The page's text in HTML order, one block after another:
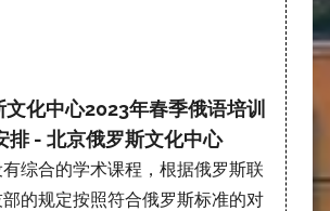
化中心2023年春季俄语培训
排 - 北京俄罗斯文化中心
综合的学术课程，根据俄罗斯联
的规定按照符合俄罗斯标准的对